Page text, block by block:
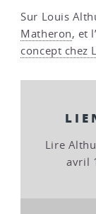
Sur Louis
Matheron, et
concept chez
Lire
avril